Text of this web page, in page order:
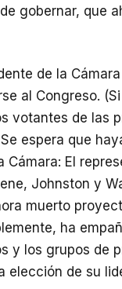
gobernar, que
de la
al Congreso.
votantes de las
espera que
El
Johnston y
muerto
ha
y los grupos de
elección de su